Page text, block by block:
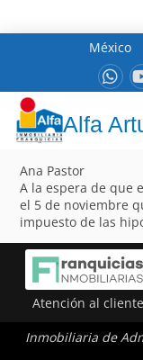
México
Alfa
Ana Pastor
A la espera de que
el 5 de noviembre
impuesto de las
Atención al cliente
Inmobiliaria de